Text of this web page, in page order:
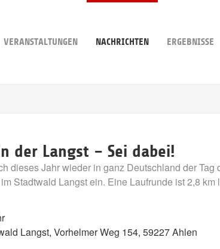
VERANSTALTUNGEN NACHRICHTEN ERGEBNISSE
der Langst – Sei dabei!
dieses Jahr wieder in ganz Deutschland der
Stadtwald Langst ein. Eine Laufrunde ist 2,8
Langst, Vorhelmer Weg 154, 59227 Ahlen